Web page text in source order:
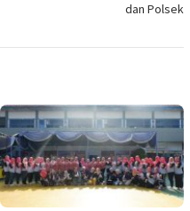
dan Polsek